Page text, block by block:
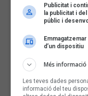
Publicitat i
la publicitat i
públic i
d’un dispositiu
Més informació
Les teves dades
informació del teu